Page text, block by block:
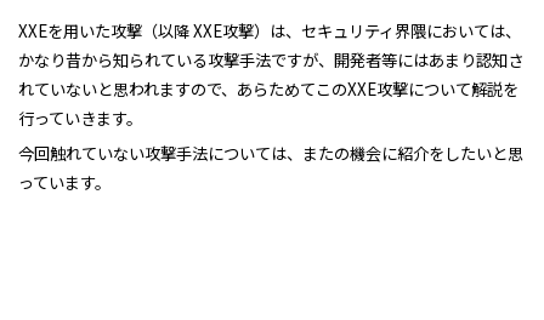
XXEを用いた攻撃（以降 XXE攻撃）は、セキュリティ界隈においては、
かなり昔から知られている攻撃手法ですが、開発者等にはあまり認知さ
れていないと思われますので、あらためてこのXXE攻撃について解説を
行っていきます。
今回触れていない攻撃手法については、またの機会に紹介をしたいと思
っています。